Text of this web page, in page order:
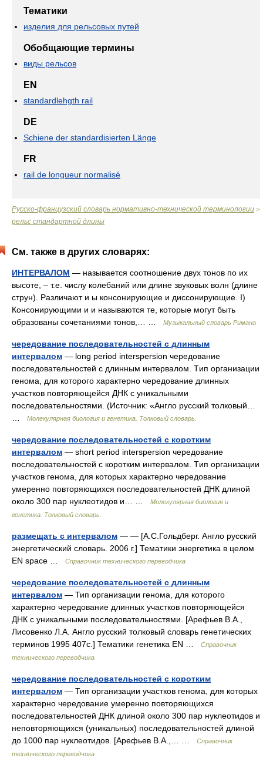
Тематики
изделия для рельсовых путей
Обобщающие термины
виды рельсов
EN
standardlehgth rail
DE
Schiene der standardisierten Länge
FR
rail de longueur normalisé
Русско-французский словарь нормативно-технической терминологии >
рельс стандартной длины
См. также в других словарях:
ИНТЕРВАЛОМ — называется соотношение двух тонов по их
высоте, – т.е. числу колебаний или длине звуковых волн (длине
струн). Различают и ы консонирующие и диссонирующие. I)
Консонирующими и и называются те, которые могут быть
образованы сочетаниями тонов,… …
Музыкальный словарь Римана
чередование последовательностей с длинным
интервалом — long period interspersion чередование
последовательностей с длинным интервалом. Tип организации
генома, для которого характерно чередование длинных
участков повторяющейся ДНК с уникальными
последовательностями. (Источник: «Англо русский толковый…
Молекулярная биология и генетика. Толковый словарь.
чередование последовательностей с коротким
интервалом — short period interspersion чередование
последовательностей с коротким интервалом. Tип организации
участков генома, для которых характерно чередование
умеренно повторяющихся последовательностей ДНК длиной
около 300 пар нуклеотидов и… …
Молекулярная биология и
генетика. Толковый словарь.
размещать с интервалом — — [А.С.Гольдберг. Англо русский
энергетический словарь. 2006 г.] Тематики энергетика в целом
EN space …
Справочник технического переводчика
чередование последовательностей с длинным
интервалом — Тип организации генома, для которого
характерно чередование длинных участков повторяющейся
ДНК с уникальными последовательностями. [Арефьев В.А.,
Лисовенко Л.А. Англо русский толковый словарь генетических
терминов 1995 407с.] Тематики генетика EN …
Справочник
технического переводчика
чередование последовательностей с коротким
интервалом — Тип организации участков генома, для которых
характерно чередование умеренно повторяющихся
последовательностей ДНК длиной около 300 пар нуклеотидов и
неповторяющихся (уникальных) последовательностей длиной
до 1000 пар нуклеотидов. [Арефьев В.А.,… …
Справочник
технического переводчика